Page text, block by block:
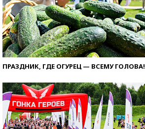
ПРАЗДНИК, ГДЕ ОГУРЕЦ — ВСЕМУ ГОЛОВА!